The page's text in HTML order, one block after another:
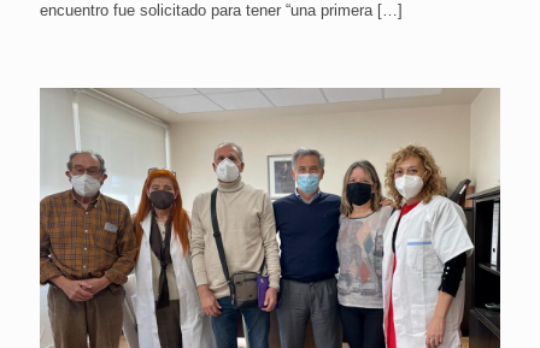
encuentro fue solicitado para tener “una primera[…]